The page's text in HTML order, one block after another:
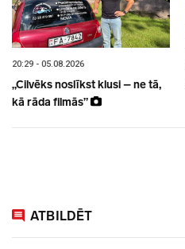
20:29 - 05.08.2026
„Cilvēks noslīkst klusi – ne tā,
kā rāda filmās”
ATBILDĒT